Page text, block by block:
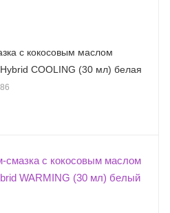
с кокосовым маслом
COOLING (30 мл) белая